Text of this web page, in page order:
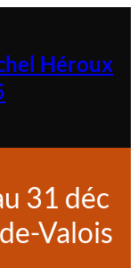
Héroux
31 déc
Valois